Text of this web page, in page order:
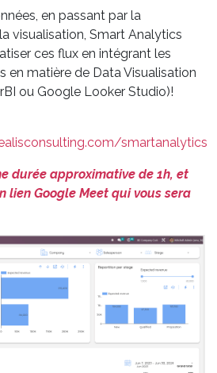
en passant par la
visualisation, Smart Analytics
ces flux en intégrant les
en matière de Data Visualisation
ou Google Looker Studio)!
smartanalytics
durée approximative de 1h, et
lien Google Meet qui vous sera